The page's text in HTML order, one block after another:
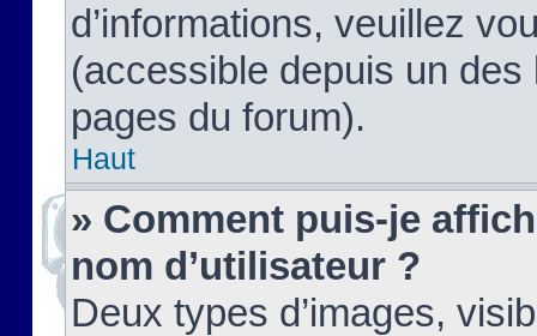
d’informations, veuillez
(accessible depuis un
pages du forum).
Haut
» Comment puis-je
nom d’utilisateur ?
Deux types d’images,